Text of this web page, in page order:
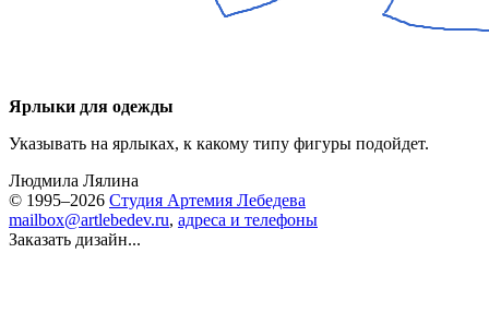
Ярлыки для одежды
Указывать на ярлыках, к какому типу фигуры подойдет.
Людмила Лялина
© 1995–2026 Студия Артемия Лебедева
mailbox@artlebedev.ru, адреса и телефоны
Заказать дизайн...